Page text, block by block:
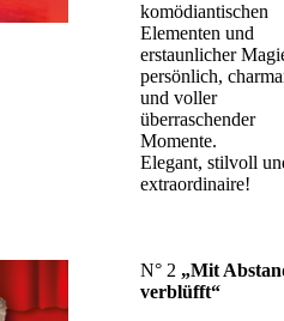
komödiantischen
Elementen und
erstaunlicher
persönlich,
und voller
überraschender
Momente.
Elegant, stilvoll
extraordinaire!
N° 2 „Mit
verblüfft“